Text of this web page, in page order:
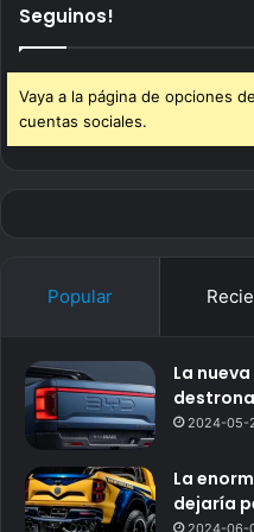
Seguinos!
Vaya a la página de opciones
cuentas sociales.
Popular
La
2024-05-
La
dejaría
2024-06-